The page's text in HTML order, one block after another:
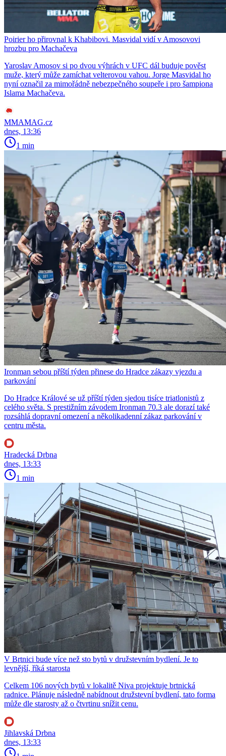
Poirier ho přirovnal k Khabibovi. Masvidal vidí v Amosovovi
hrozbu pro Machačeva
Yaroslav Amosov si po dvou výhrách v UFC dál buduje pověst
muže, který může zamíchat velterovou vahou. Jorge Masvidal ho
nyní označil za mimořádně nebezpečného soupeře i pro šampiona
Islama Machačeva.
MMAMAG.cz
dnes, 13:36
1 min
Ironman sebou příští týden přinese do Hradce zákazy vjezdu a
parkování
Do Hradce Králové se už příští týden sjedou tisíce triatlonistů z
celého světa. S prestižním závodem Ironman 70.3 ale dorazí také
rozsáhlá dopravní omezení a několikadenní zákaz parkování v
centru města.
Hradecká Drbna
dnes, 13:33
1 min
V Brtnici bude více než sto bytů v družstevním bydlení. Je to
levnější, říká starosta
Celkem 106 nových bytů v lokalitě Niva projektuje brtnická
radnice. Plánuje následně nabídnout družstevní bydlení, tato forma
může dle starosty až o čtvrtinu snížit cenu.
Jihlavská Drbna
dnes, 13:33